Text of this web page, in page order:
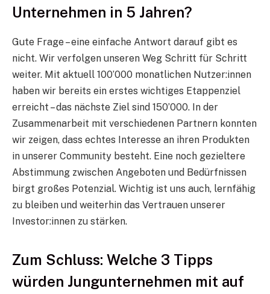
Unternehmen in 5 Jahren?
Gute Frage – eine einfache Antwort darauf gibt es
nicht. Wir verfolgen unseren Weg Schritt für Schritt
weiter. Mit aktuell 100’000 monatlichen Nutzer:innen
haben wir bereits ein erstes wichtiges Etappenziel
erreicht – das nächste Ziel sind 150’000. In der
Zusammenarbeit mit verschiedenen Partnern konnten
wir zeigen, dass echtes Interesse an ihren Produkten
in unserer Community besteht. Eine noch gezieltere
Abstimmung zwischen Angeboten und Bedürfnissen
birgt großes Potenzial. Wichtig ist uns auch, lernfähig
zu bleiben und weiterhin das Vertrauen unserer
Investor:innen zu stärken.
Zum Schluss: Welche 3 Tipps
würden Jungunternehmen mit auf